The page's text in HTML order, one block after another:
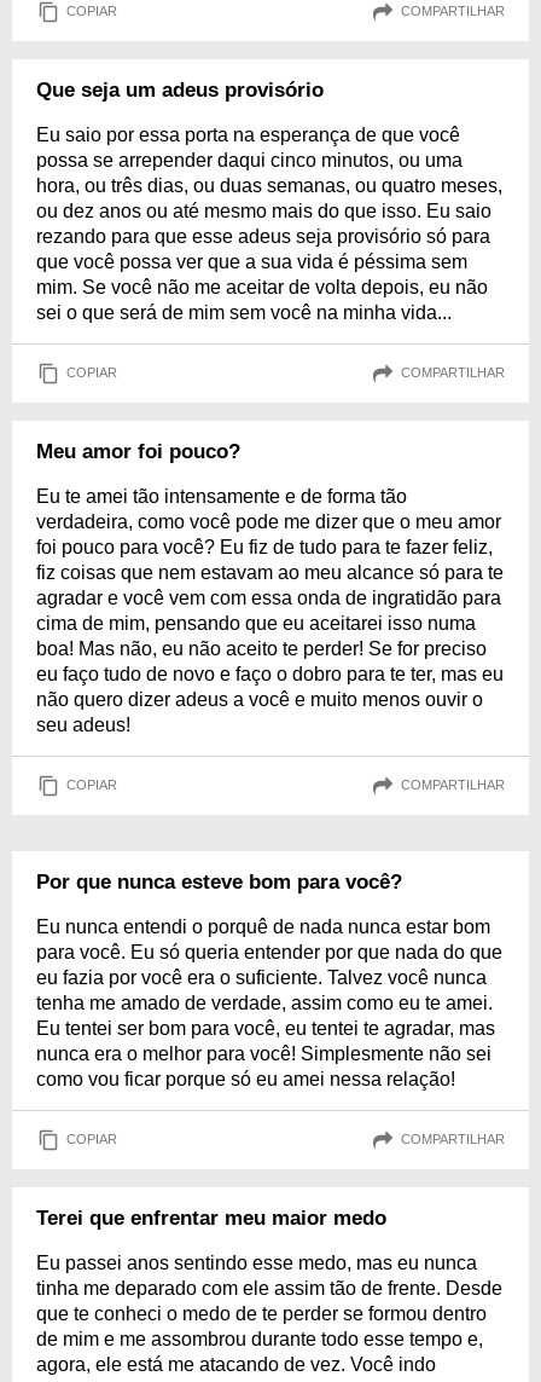
COPIAR COMPARTILHAR
Que seja um adeus provisório
Eu saio por essa porta na esperança de que você
possa se arrepender daqui cinco minutos, ou uma
hora, ou três dias, ou duas semanas, ou quatro meses,
ou dez anos ou até mesmo mais do que isso. Eu saio
rezando para que esse adeus seja provisório só para
que você possa ver que a sua vida é péssima sem
mim. Se você não me aceitar de volta depois, eu não
sei o que será de mim sem você na minha vida...
COPIAR COMPARTILHAR
Meu amor foi pouco?
Eu te amei tão intensamente e de forma tão
verdadeira, como você pode me dizer que o meu amor
foi pouco para você? Eu fiz de tudo para te fazer feliz,
fiz coisas que nem estavam ao meu alcance só para te
agradar e você vem com essa onda de ingratidão para
cima de mim, pensando que eu aceitarei isso numa
boa! Mas não, eu não aceito te perder! Se for preciso
eu faço tudo de novo e faço o dobro para te ter, mas eu
não quero dizer adeus a você e muito menos ouvir o
seu adeus!
COPIAR COMPARTILHAR
Por que nunca esteve bom para você?
Eu nunca entendi o porquê de nada nunca estar bom
para você. Eu só queria entender por que nada do que
eu fazia por você era o suficiente. Talvez você nunca
tenha me amado de verdade, assim como eu te amei.
Eu tentei ser bom para você, eu tentei te agradar, mas
nunca era o melhor para você! Simplesmente não sei
como vou ficar porque só eu amei nessa relação!
COPIAR COMPARTILHAR
Terei que enfrentar meu maior medo
Eu passei anos sentindo esse medo, mas eu nunca
tinha me deparado com ele assim tão de frente. Desde
que te conheci o medo de te perder se formou dentro
de mim e me assombrou durante todo esse tempo e,
agora, ele está me atacando de vez. Você indo